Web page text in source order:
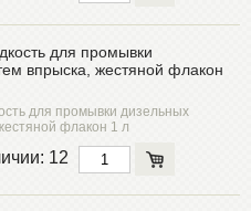
для промывки
впрыска, жестяной флакон
для промывки дизельных
флакон 1 л
12